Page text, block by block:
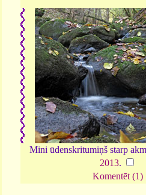
Mini ūdenskritumiņš starp
2013.
Komentēt (1)